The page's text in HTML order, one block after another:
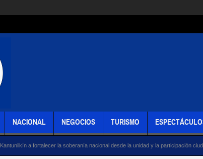
NACIONAL NEGOCIOS TURISMO
la soberanía nacional desde la unidad y la participación ciudadana